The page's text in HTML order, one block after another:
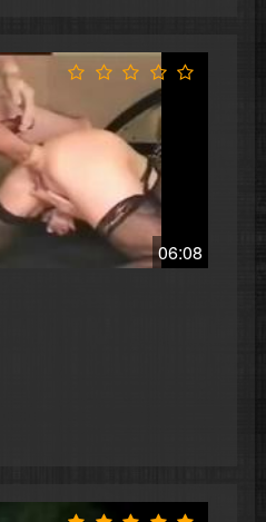
06:08